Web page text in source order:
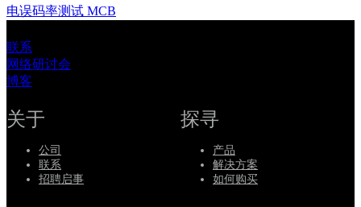
持
务
如
购
电误码率测试 MCB
联系
网络研讨会
博客
关于
公司
联系
招聘启事
探寻
产品
解决方案
如何购买